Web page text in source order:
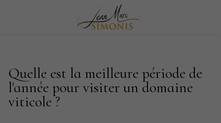
Quelle est la meilleure période de
l'année pour visiter un domaine
viticole ?